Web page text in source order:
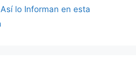
lo Informan en esta